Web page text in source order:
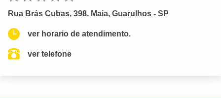
Rua Brás Cubas, 398, Maia, Guarulhos - SP
ver horario de atendimento.
ver telefone